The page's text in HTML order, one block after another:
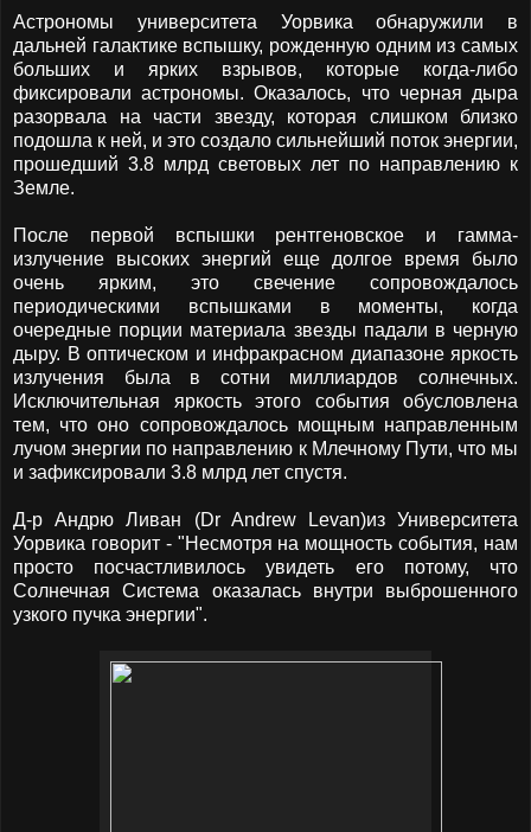
Астрономы университета Уорвика обнаружили в
дальней галактике вспышку, рожденную одним из самых
больших и ярких взрывов, которые когда-либо
фиксировали астрономы. Оказалось, что черная дыра
разорвала на части звезду, которая слишком близко
подошла к ней, и это создало сильнейший поток энергии,
прошедший 3.8 млрд световых лет по направлению к
Земле.
После первой вспышки рентгеновское и гамма-
излучение высоких энергий еще долгое время было
очень ярким, это свечение сопровождалось
периодическими вспышками в моменты, когда
очередные порции материала звезды падали в черную
дыру. В оптическом и инфракрасном диапазоне яркость
излучения была в сотни миллиардов солнечных.
Исключительная яркость этого события обусловлена
тем, что оно сопровождалось мощным направленным
лучом энергии по направлению к Млечному Пути, что мы
и зафиксировали 3.8 млрд лет спустя.
Д-р Андрю Ливан (Dr Andrew Levan)из Университета
Уорвика говорит - "Несмотря на мощность события, нам
просто посчастливилось увидеть его потому, что
Солнечная Система оказалась внутри выброшенного
узкого пучка энергии".